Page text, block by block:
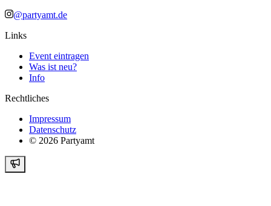
@partyamt.de
Links
Event eintragen
Was ist neu?
Info
Rechtliches
Impressum
Datenschutz
© 2026 Partyamt